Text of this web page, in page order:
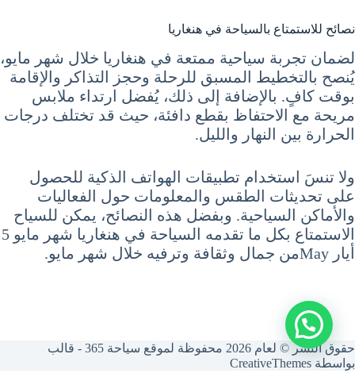
نصائح للاستمتاع بالسياحة في هنغاريا
لضمان تجربة سياحية ممتعة في هنغاريا خلال شهر مايو،
يُنصح بالتخطيط المسبق للرحلة وحجز التذاكر والإقامة
بوقت كافٍ. بالإضافة إلى ذلك، يُفضل ارتداء ملابس
مريحة مع الاحتفاظ بقطع دافئة، حيث قد تختلف درجات
الحرارة بين النهار والليل.
ولا تنسَ استخدام تطبيقات الهواتف الذكية للحصول
على تحديثات الطقس والمعلومات حول الفعاليات
والأماكن السياحية. وبفضل هذه النصائح، يمكن للسياح
الاستمتاع بكل ما تقدمه السياحة في هنغاريا شهر مايو 5
أيار Mayمن جمال وثقافة وترفيه خلال شهر مايو.
حقوق النشر © لعام 2026 محفوظة لموقع سياحة 365 - قالب
بواسطة CreativeThemes